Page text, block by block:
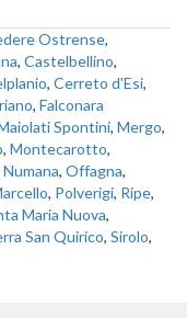
Ostrense,
, Castelbellino,
, Cerreto d'Esi,
, Falconara
Spontini, Mergo,
, Montecarotto,
Numana, Offagna,
, Polverigi, Ripe,
Maria Nuova,
San Quirico, Sirolo,